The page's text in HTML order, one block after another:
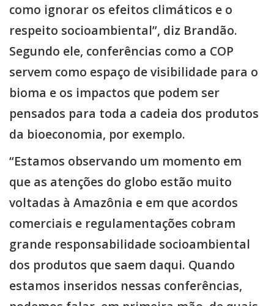
como ignorar os efeitos climáticos e o
respeito socioambiental”, diz Brandão.
Segundo ele, conferências como a COP
servem como espaço de visibilidade para o
bioma e os impactos que podem ser
pensados para toda a cadeia dos produtos
da bioeconomia, por exemplo.
“Estamos observando um momento em
que as atenções do globo estão muito
voltadas à Amazônia e em que acordos
comerciais e regulamentações cobram
grande responsabilidade socioambiental
dos produtos que saem daqui. Quando
estamos inseridos nessas conferências,